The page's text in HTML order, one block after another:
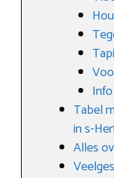
Tabel
in s-
Alles